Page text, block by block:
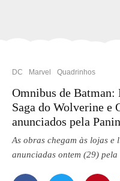
DC Marvel Quadrinhos
Omnibus de Batman:
Saga do Wolverine e
anunciados pela
As obras chegam às lojas
anunciadas ontem (29) pela